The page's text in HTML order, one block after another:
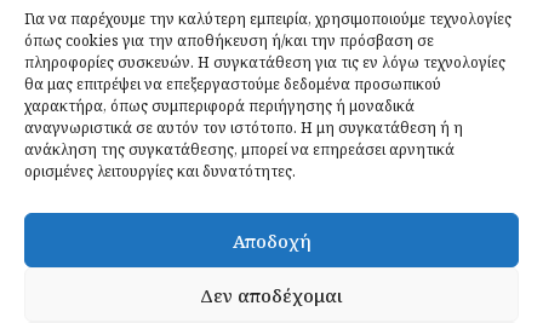
Για να παρέχουμε την καλύτερη εμπειρία, χρησιμοποιούμε τεχνολογίες
όπως cookies για την αποθήκευση ή/και την πρόσβαση σε
πληροφορίες συσκευών. Η συγκατάθεση για τις εν λόγω τεχνολογίες
θα μας επιτρέψει να επεξεργαστούμε δεδομένα προσωπικού
χαρακτήρα, όπως συμπεριφορά περιήγησης ή μοναδικά
αναγνωριστικά σε αυτόν τον ιστότοπο. Η μη συγκατάθεση ή η
ανάκληση της συγκατάθεσης, μπορεί να επηρεάσει αρνητικά
ορισμένες λειτουργίες και δυνατότητες.
Αποδοχή
Δεν αποδέχομαι
Ιδανικές Τροφές 26 Ιουλίου 2026
Εγγραφείτε
ΕΓΓΡΑΦΉ
Έχω διαβάσει και δέχομαι τηνπολιτική απορρήτου